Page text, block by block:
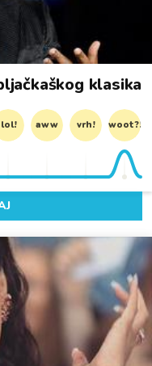
klasika
lol! aww vrh! woot?!